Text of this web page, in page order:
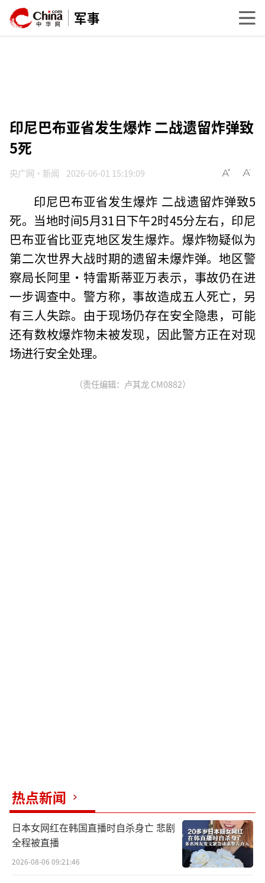
军事
印尼巴布亚省发生爆炸 二战遗留炸弹致
5死
央广网·新闻 2026-06-01 15:19:09
印尼巴布亚省发生爆炸 二战遗留炸弹致5
死。当地时间5月31日下午2时45分左右，印尼
巴布亚省比亚克地区发生爆炸。爆炸物疑似为
第二次世界大战时期的遗留未爆炸弹。地区警
察局长阿里·特雷斯蒂亚万表示，事故仍在进
一步调查中。警方称，事故造成五人死亡，另
有三人失踪。由于现场仍存在安全隐患，可能
还有数枚爆炸物未被发现，因此警方正在对现
场进行安全处理。
（责任编辑：卢其龙 CM0882）
热点新闻
日本女网红在韩国直播时自杀身亡 悲剧
全程被直播
2026-08-06 09:21:46